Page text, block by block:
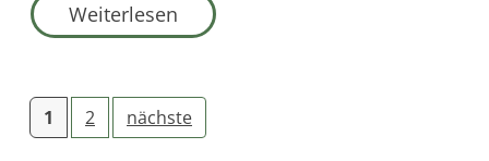
Weiterlesen
1 2 nächste